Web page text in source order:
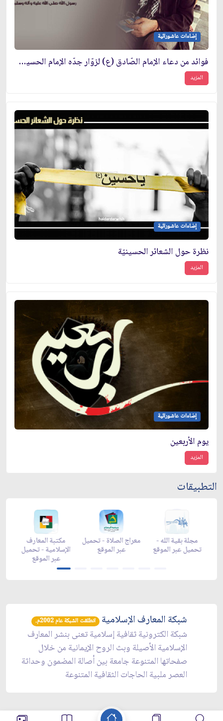
إضاءات عاشورائية
فوائد من دعاء الإمام الصّادق (ع) لزوّار جدّه الإمام الحسين (ع)
المزيد
إضاءات عاشورائية
نظرة حول الشعائر الحسينيّة
المزيد
إضاءات عاشورائية
يوم الأربعين
المزيد
التطبيقات
معراج الصلاة - تحميل
عبر الموقع
مجلة بقية الله -
تحميل عبر الموقع
زاد شهر رمضان -
تحميل عبر الموقع
شبكة المعارف الإسلامية انطلقت الشبكة عام 2002م.
شبكة الكترونية ثقافية إسلامية تعنى بنشر المعارف
الإسلامية الأصيلة وبث الروح الإيمانية من خلال
صفحاتها المتنوعة جامعة بين أصالة المضمون وحداثة
العصر ملبية الحاجات الثقافية المتنوعة